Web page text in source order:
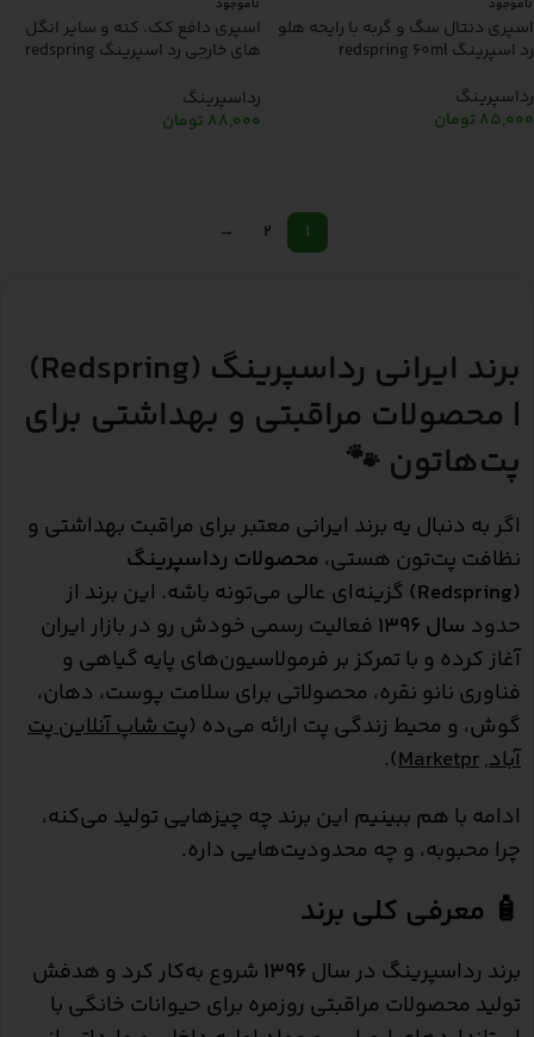
ناموجود
اسپری دنتال سگ و گربه با رایحه هلو
رد اسپرینگ redspring 60ml
رداسپرینگ
85,000 تومان
ناموجود
اسپری دافع کک، کنه و سایر انگل
های خارجی رد اسپرینگ redspring
رداسپرینگ
88,000 تومان
1
2
→
برند ایرانی رداسپرینگ (Redspring)
| محصولات مراقبتی و بهداشتی برای
پت‌هاتون 🐾
اگر به دنبال یه برند ایرانی معتبر برای مراقبت بهداشتی و
نظافت پت‌تون هستی، محصولات رداسپرینگ
(Redspring)
گزینه‌ای عالی می‌تونه باشه. این برند از
حدود سال ۱۳۹۶
فعالیت رسمی خودش رو در بازار ایران
آغاز کرده و با تمرکز بر فرمولاسیون‌های پایه گیاهی و
فناوری نانو نقره، محصولاتی برای سلامت پوست، دهان،
گوش، و محیط زندگی پت ارائه می‌ده (پت شاپ آنلاین پت
آباد,
Marketpr
).
ادامه با هم ببینیم این برند چه چیزهایی تولید می‌کنه،
چرا محبوبه، و چه محدودیت‌هایی داره.
🧴 معرفی کلی برند
برند رداسپرینگ در سال ۱۳۹۶ شروع به‌کار کرد و هدفش
تولید محصولات مراقبتی روزمره برای حیوانات خانگی با